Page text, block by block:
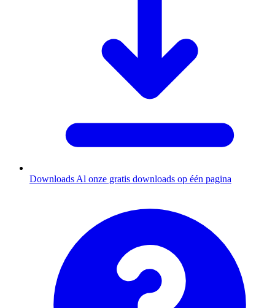
Downloads Al onze gratis downloads op één pagina